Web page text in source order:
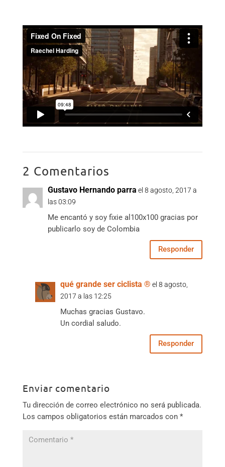
2 Comentarios
Gustavo Hernando parra el 8 agosto, 2017 a
las 03:09
Me encantó y soy fixie al100x100 gracias por
publicarlo soy de Colombia
Responder
qué grande ser ciclista ® el 8 agosto,
2017 a las 12:25
Muchas gracias Gustavo.
Un cordial saludo.
Responder
Enviar comentario
Tu dirección de correo electrónico no será publicada.
Los campos obligatorios están marcados con *